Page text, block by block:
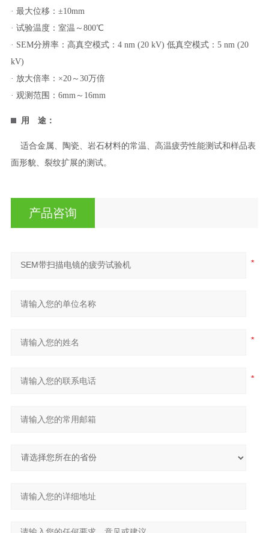
· 最大位移：±10mm
· 试验温度：室温～800℃
· SEM分辨率：高真空模式：4 nm (20 kV) 低真空模式：5 nm (20
kV)
· 放大倍率：×20～30万倍
· 观测范围：6mm～16mm
用 途：
适合金属、陶瓷、岩石材料的常温、高温疲劳性能测试和样品表
面形貌、裂纹扩展的测试。
产品咨询